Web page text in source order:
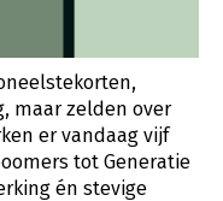
maar zelden over
er vandaag vijf
tot Generatie
én stevige